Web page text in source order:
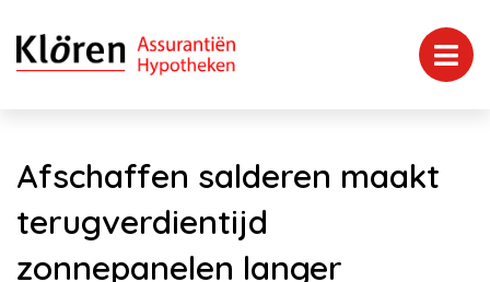
Afschaffen salderen maakt
terugverdientijd
zonnepanelen langer